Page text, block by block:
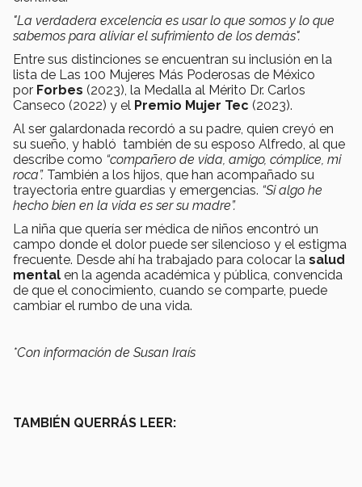
"La verdadera excelencia es usar lo que somos y lo que
sabemos para aliviar el sufrimiento de los demás".
Entre sus distinciones se encuentran su inclusión en la
lista de Las 100 Mujeres Más Poderosas de México
por Forbes (2023), la Medalla al Mérito Dr. Carlos
Canseco (2022) y el Premio Mujer Tec (2023).
Al ser galardonada recordó a su padre, quien creyó en
su sueño, y habló también de su esposo Alfredo, al que
describe como “compañero de vida, amigo, cómplice, mi
roca”. También a los hijos, que han acompañado su
trayectoria entre guardias y emergencias. “Si algo he
hecho bien en la vida es ser su madre”.
La niña que quería ser médica de niños encontró un
campo donde el dolor puede ser silencioso y el estigma
frecuente. Desde ahí ha trabajado para colocar la salud
mental en la agenda académica y pública, convencida
de que el conocimiento, cuando se comparte, puede
cambiar el rumbo de una vida.
*Con información de Susan Iraís
TAMBIÉN QUERRÁS LEER: